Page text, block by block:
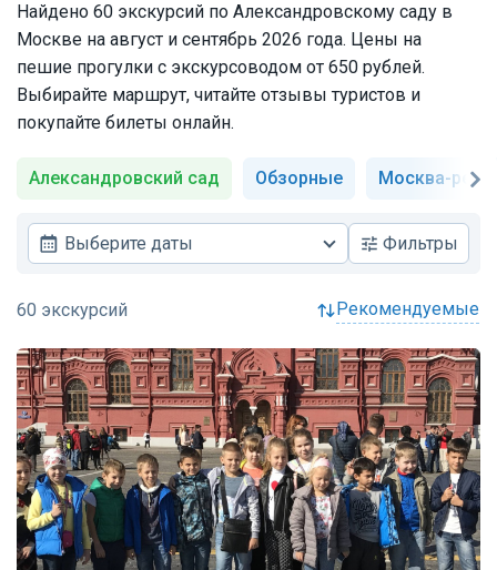
Найдено 60 экскурсий по Александровскому саду в
Москве на август и сентябрь 2026 года. Цены на
пешие прогулки с экскурсоводом от 650 рублей.
Выбирайте маршрут, читайте отзывы туристов и
покупайте билеты онлайн.
Александровский сад Обзорные Москва-река
Выберите даты Фильтры
рекомендуемые